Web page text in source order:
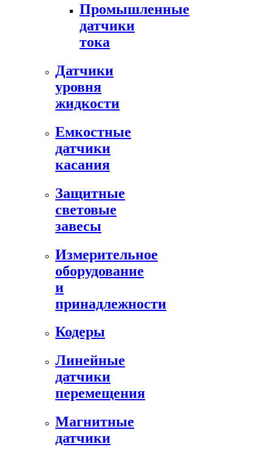
Промышленные
датчики
тока
Датчики
уровня
жидкости
Емкостные
датчики
касания
Защитные
световые
завесы
Измерительное
оборудование
и
принадлежности
Кодеры
Линейные
датчики
перемещения
Магнитные
датчики